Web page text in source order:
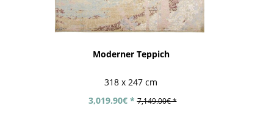
Moderner Teppich
318 x 247 cm
3,019.90€ * 7,149.00€ *